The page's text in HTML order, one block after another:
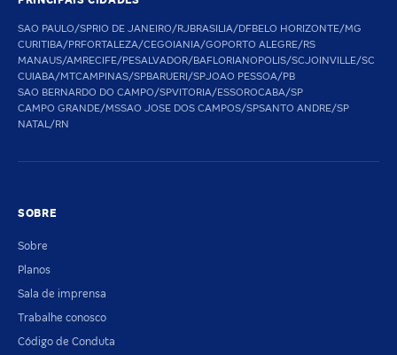
SAO PAULO/SPRIO DE JANEIRO/RJBRASILIA/DFBELO HORIZONTE/MG
CURITIBA/PRFORTALEZA/CEGOIANIA/GOPORTO ALEGRE/RS
MANAUS/AMRECIFE/PESALVADOR/BAFLORIANOPOLIS/SCJOINVILLE/SC
CUIABA/MTCAMPINAS/SPBARUERI/SPJOAO PESSOA/PB
SAO BERNARDO DO CAMPO/SPVITORIA/ESSOROCABA/SP
CAMPO GRANDE/MSSAO JOSE DOS CAMPOS/SPSANTO ANDRE/SP
NATAL/RN
SOBRE
Sobre
Planos
Sala de imprensa
Trabalhe conosco
Código de Conduta